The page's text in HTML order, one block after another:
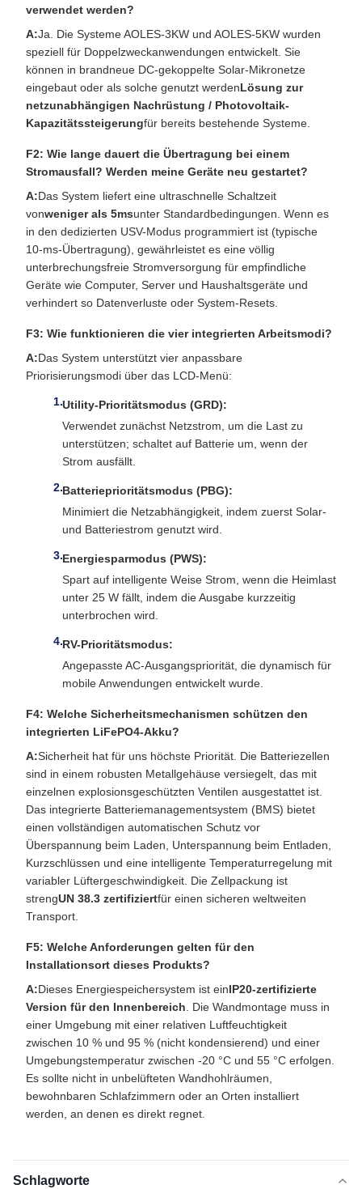
verwendet werden?
A:Ja. Die Systeme AOLES-3KW und AOLES-5KW wurden
speziell für Doppelzweckanwendungen entwickelt. Sie
können in brandneue DC-gekoppelte Solar-Mikronetze
eingebaut oder als solche genutzt werdenLösung zur
netzunabhängigen Nachrüstung / Photovoltaik-
Kapazitätssteigerungfür bereits bestehende Systeme.
F2: Wie lange dauert die Übertragung bei einem
Stromausfall? Werden meine Geräte neu gestartet?
A:Das System liefert eine ultraschnelle Schaltzeit
vonweniger als 5msunter Standardbedingungen. Wenn es
in den dedizierten USV-Modus programmiert ist (typische
10-ms-Übertragung), gewährleistet es eine völlig
unterbrechungsfreie Stromversorgung für empfindliche
Geräte wie Computer, Server und Haushaltsgeräte und
verhindert so Datenverluste oder System-Resets.
F3: Wie funktionieren die vier integrierten Arbeitsmodi?
A:Das System unterstützt vier anpassbare
Priorisierungsmodi über das LCD-Menü:
Utility-Prioritätsmodus (GRD):
Verwendet zunächst Netzstrom, um die Last zu
unterstützen; schaltet auf Batterie um, wenn der
Strom ausfällt.
Batterieprioritätsmodus (PBG):
Minimiert die Netzabhängigkeit, indem zuerst Solar-
und Batteriestrom genutzt wird.
Energiesparmodus (PWS):
Spart auf intelligente Weise Strom, wenn die Heimlast
unter 25 W fällt, indem die Ausgabe kurzzeitig
unterbrochen wird.
RV-Prioritätsmodus:
Angepasste AC-Ausgangspriorität, die dynamisch für
mobile Anwendungen entwickelt wurde.
F4: Welche Sicherheitsmechanismen schützen den
integrierten LiFePO4-Akku?
A:Sicherheit hat für uns höchste Priorität. Die Batteriezellen
sind in einem robusten Metallgehäuse versiegelt, das mit
einzelnen explosionsgeschützten Ventilen ausgestattet ist.
Das integrierte Batteriemanagementsystem (BMS) bietet
einen vollständigen automatischen Schutz vor
Überspannung beim Laden, Unterspannung beim Entladen,
Kurzschlüssen und eine intelligente Temperaturregelung mit
variabler Lüftergeschwindigkeit. Die Zellpackung ist
strengUN 38.3 zertifiziertfür einen sicheren weltweiten
Transport.
F5: Welche Anforderungen gelten für den
Installationsort dieses Produkts?
A:Dieses Energiespeichersystem ist einIP20-zertifizierte
Version für den Innenbereich . Die Wandmontage muss in
einer Umgebung mit einer relativen Luftfeuchtigkeit
zwischen 10 % und 95 % (nicht kondensierend) und einer
Umgebungstemperatur zwischen -20 °C und 55 °C erfolgen.
Es sollte nicht in unbelüfteten Wandhohlräumen,
bewohnbaren Schlafzimmern oder an Orten installiert
werden, an denen es direkt regnet.
Schlagworte